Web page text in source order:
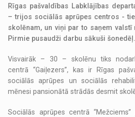
Rīgas pašvaldības Labklājības
– trijos sociālās aprūpes centros -
skolēnam, un viņi par to saņem
Pirmie pusaudži darbu sākuši šonedēļ.
Visvairāk – 30 – skolēnu tiks
centrā “Gaiļezers”, kas ir Rīgas
sociālās aprūpes un sociālās
mēnesi pansionātā strādās desmit
Sociālās aprūpes centrā